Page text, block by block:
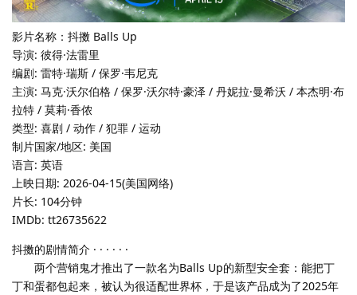
影片名称：抖擞 Balls Up
导演: 彼得·法雷里
编剧: 雷特·瑞斯 / 保罗·韦尼克
主演: 马克·沃尔伯格 / 保罗·沃尔特·豪泽 / 丹妮拉·曼希沃 / 本杰明·布
拉特 / 莫莉·香侬
类型: 喜剧 / 动作 / 犯罪 / 运动
制片国家/地区: 美国
语言: 英语
上映日期: 2026-04-15(美国网络)
片长: 104分钟
IMDb: tt26735622
抖擞的剧情简介 · · · · · ·
两个营销鬼才推出了一款名为Balls Up的新型安全套：能把丁
丁和蛋都包起来，被认为很适配世界杯，于是该产品成为了2025年